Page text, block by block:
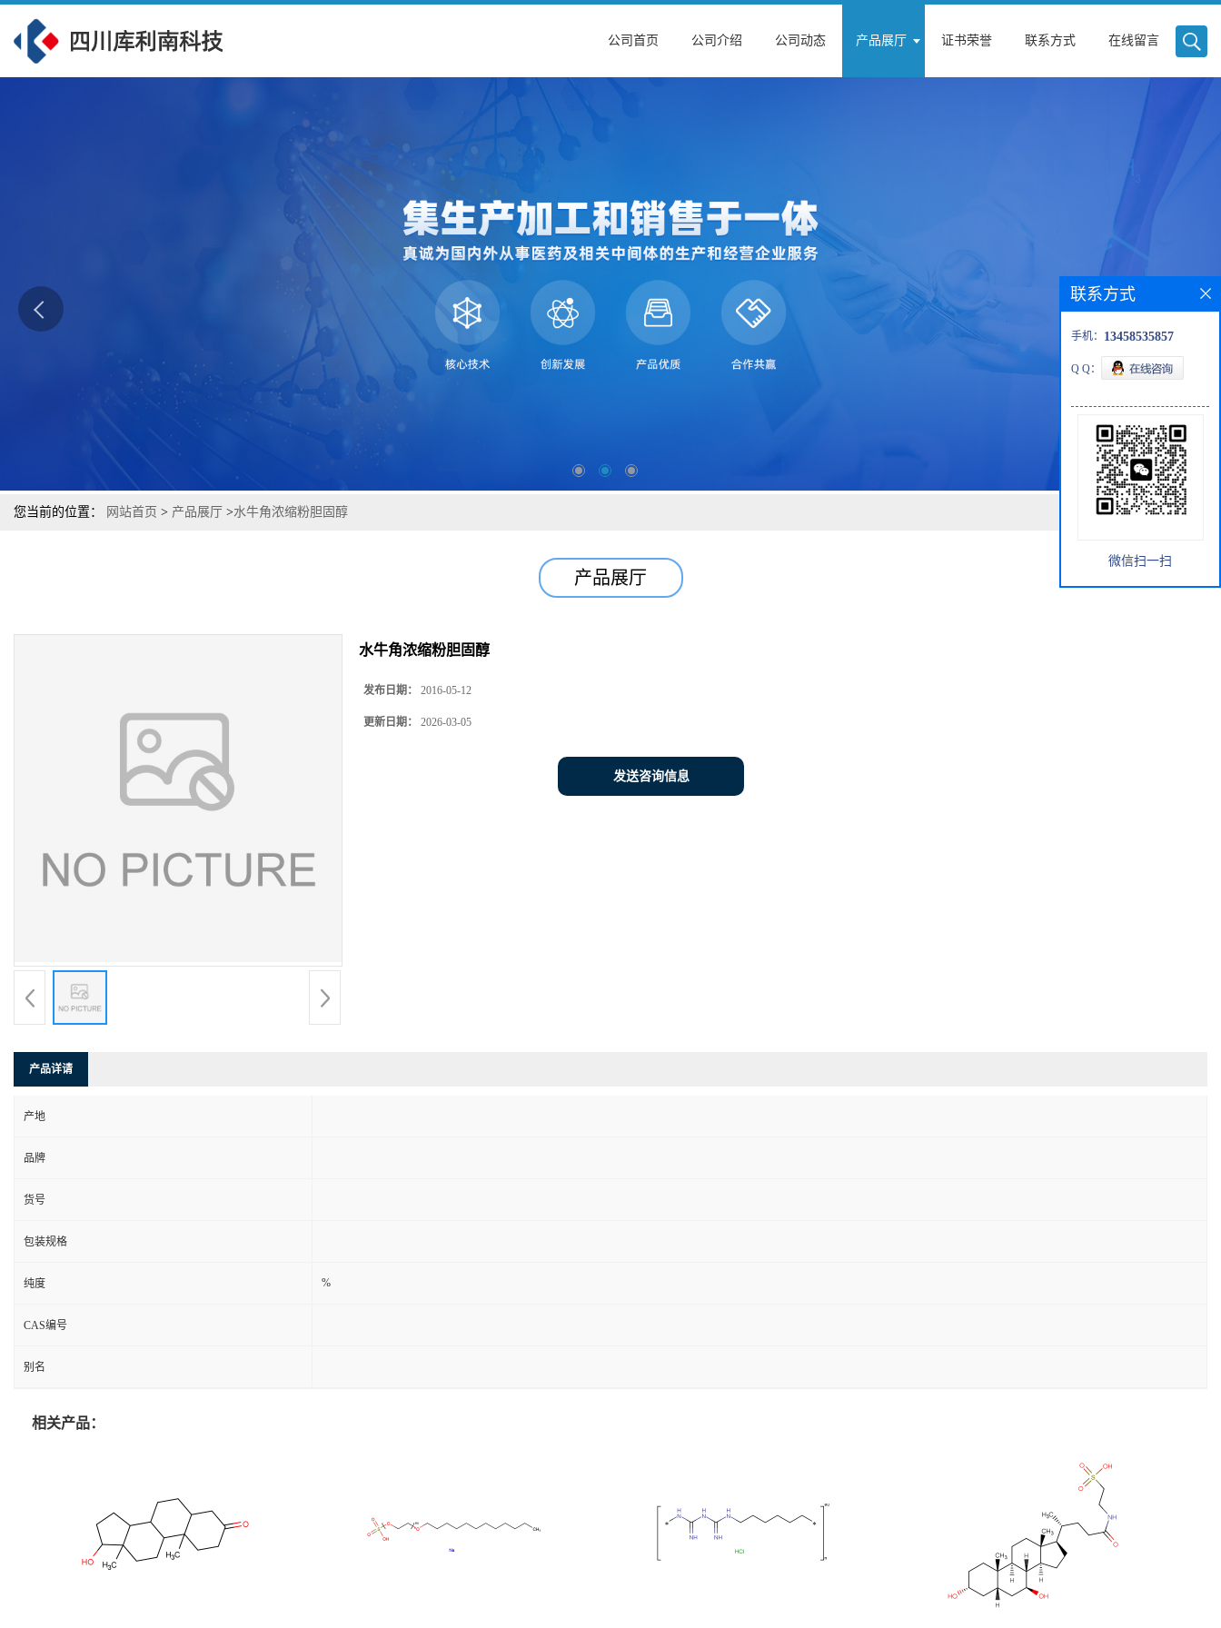
公司首页 公司介绍 公司动态 产品展厅 证书荣誉 联系方式 在线留言
您当前的位置： 网站首页 > 产品展厅 >水牛角浓缩粉胆固醇
产品展厅
水牛角浓缩粉胆固醇
发布日期： 2016-05-12
更新日期： 2026-03-05
发送咨询信息
产品详请
产地
品牌
货号
包装规格
纯度 %
CAS编号
别名
相关产品：
联系方式
手机： 13458535857
Q Q：
微信扫一扫